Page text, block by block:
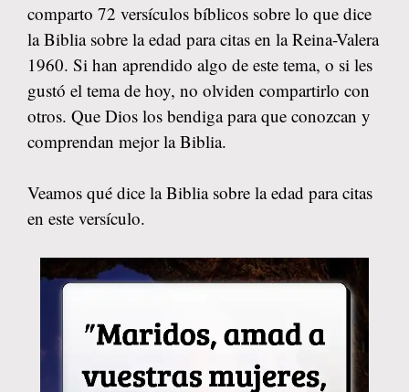
comparto 72 versículos bíblicos sobre lo que dice
la Biblia sobre la edad para citas en la Reina-Valera
1960. Si han aprendido algo de este tema, o si les
gustó el tema de hoy, no olviden compartirlo con
otros. Que Dios los bendiga para que conozcan y
comprendan mejor la Biblia.
Veamos qué dice la Biblia sobre la edad para citas
en este versículo.